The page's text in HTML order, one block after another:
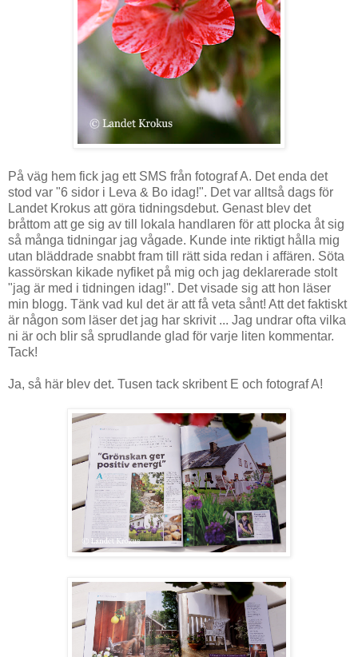
På väg hem fick jag ett SMS från fotograf A. Det enda det
stod var "6 sidor i Leva & Bo idag!". Det var alltså dags för
Landet Krokus att göra tidningsdebut. Genast blev det
bråttom att ge sig av till lokala handlaren för att plocka åt sig
så många tidningar jag vågade. Kunde inte riktigt hålla mig
utan bläddrade snabbt fram till rätt sida redan i affären. Söta
kassörskan kikade nyfiket på mig och jag deklarerade stolt
"jag är med i tidningen idag!". Det visade sig att hon läser
min blogg. Tänk vad kul det är att få veta sånt! Att det faktiskt
är någon som läser det jag har skrivit ... Jag undrar ofta vilka
ni är och blir så sprudlande glad för varje liten kommentar.
Tack!
Ja, så här blev det. Tusen tack skribent E och fotograf A!